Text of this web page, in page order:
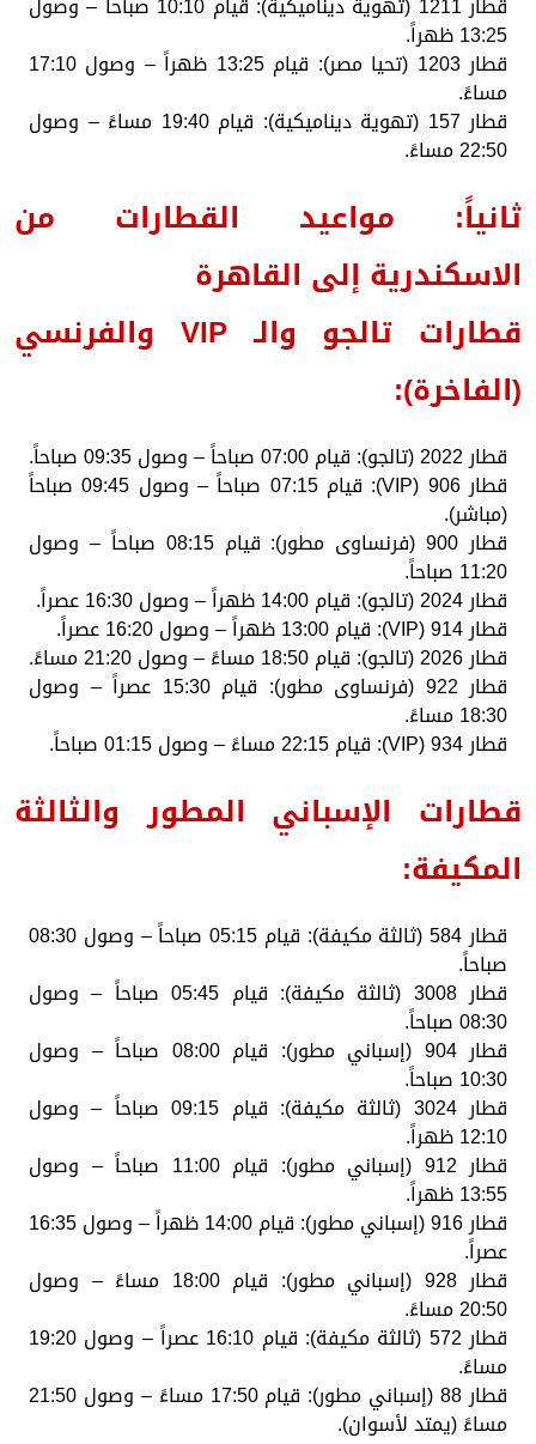
13:25 ظهراً.
قطار 1203 (تحيا مصر): قيام 13:25 ظهراً – وصول 17:10
مساءً.
قطار 157 (تهوية ديناميكية): قيام 19:40 مساءً – وصول
22:50 مساءً.
ثانياً: مواعيد القطارات من
الاسكندرية إلى القاهرة
قطارات تالجو والـ VIP والفرنسي
(الفاخرة):
قطار 2022 (تالجو): قيام 07:00 صباحاً – وصول 09:35 صباحاً.
قطار 906 (VIP): قيام 07:15 صباحاً – وصول 09:45 صباحاً
(مباشر).
قطار 900 (فرنساوى مطور): قيام 08:15 صباحاً – وصول
11:20 صباحاً.
قطار 2024 (تالجو): قيام 14:00 ظهراً – وصول 16:30 عصراً.
قطار 914 (VIP): قيام 13:00 ظهراً – وصول 16:20 عصراً.
قطار 2026 (تالجو): قيام 18:50 مساءً – وصول 21:20 مساءً.
قطار 922 (فرنساوى مطور): قيام 15:30 عصراً – وصول
18:30 مساءً.
قطار 934 (VIP): قيام 22:15 مساءً – وصول 01:15 صباحاً.
قطارات الإسباني المطور والثالثة
المكيفة:
قطار 584 (ثالثة مكيفة): قيام 05:15 صباحاً – وصول 08:30
صباحاً.
قطار 3008 (ثالثة مكيفة): قيام 05:45 صباحاً – وصول
08:30 صباحاً.
قطار 904 (إسباني مطور): قيام 08:00 صباحاً – وصول
10:30 صباحاً.
قطار 3024 (ثالثة مكيفة): قيام 09:15 صباحاً – وصول
12:10 ظهراً.
قطار 912 (إسباني مطور): قيام 11:00 صباحاً – وصول
13:55 ظهراً.
قطار 916 (إسباني مطور): قيام 14:00 ظهراً – وصول 16:35
عصراً.
قطار 928 (إسباني مطور): قيام 18:00 مساءً – وصول
20:50 مساءً.
قطار 572 (ثالثة مكيفة): قيام 16:10 عصراً – وصول 19:20
مساءً.
قطار 88 (إسباني مطور): قيام 17:50 مساءً – وصول 21:50
مساءً (يمتد لأسوان).